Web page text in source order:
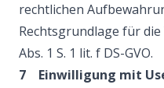
rechtlichen
Rechtsgrundlage für
Abs. 1 S. 1 lit. f DS-GVO.
7 Einwilligung mit